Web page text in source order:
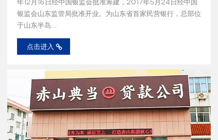
年12月16日经中国银监会批准筹建，2017年5月24日经中国
银监会山东监管局批准开业。为山东省首家民营银行，总部位
于山东半岛...
点击进入